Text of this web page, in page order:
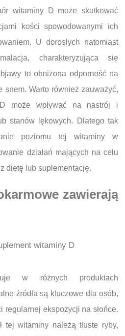
witaminy D może skutkować
kości spowodowanymi ich
U dorosłych natomiast
charakteryzująca się
to obniżona odporność na
snem. Warto również zauważyć,
może wpływać na nastrój i
stanów lękowych. Dlatego tak
poziomu tej witaminy w
działań mających na celu
dietę lub suplementację.
zawierają
witaminy D
w różnych produktach
źródła są kluczowe dla osób,
regularnej ekspozycji na słońce.
tej witaminy należą tłuste ryby,